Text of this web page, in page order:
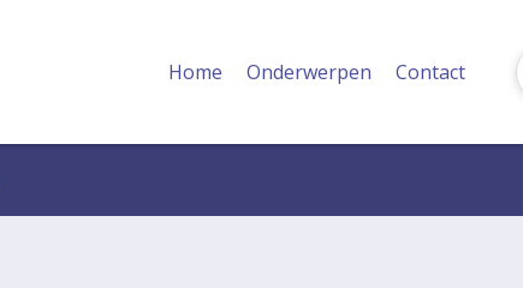
Home Onderwerpen Contact